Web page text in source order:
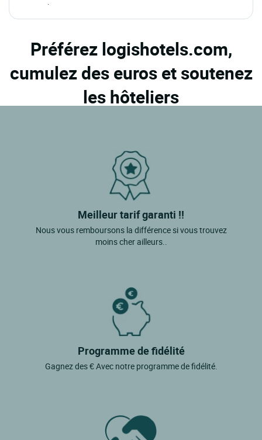
Limeuil
Nontron
Perigueux
St Amand De Coly
St Saud Lacoussiere
Mauzac Et Grand Castang
Annesse Et Beaulieu
Préférez logishotels.com,
cumulez des euros et soutenez
les hôteliers
Meilleur tarif garanti !!
Nous vous remboursons la différence si vous trouvez
moins cher ailleurs..
Programme de fidélité
Gagnez des € Avec notre programme de fidélité.